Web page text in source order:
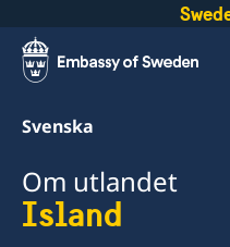
Svenska
Om utlandet
Island